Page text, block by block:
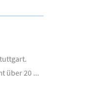
über 20 ...